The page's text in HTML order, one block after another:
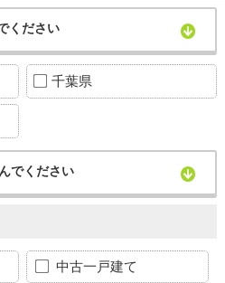
ください
千葉県
でください
中古一戸建て